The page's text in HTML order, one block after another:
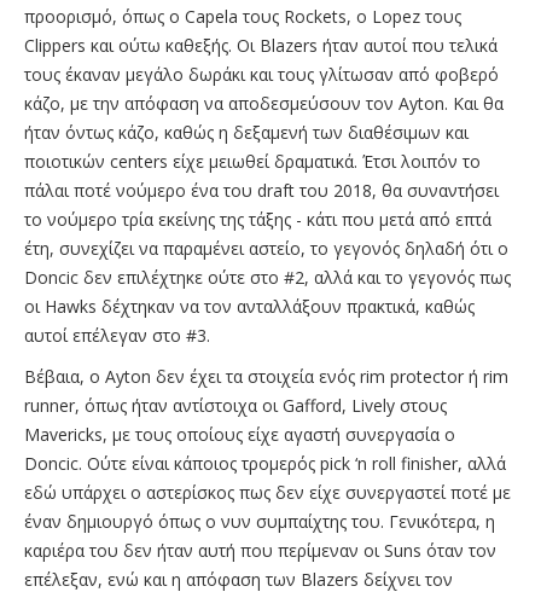
προορισμό, όπως o Capela τους Rockets, o Lopez τους
Clippers και ούτω καθεξής. Οι Blazers ήταν αυτοί που τελικά
τους έκαναν μεγάλο δωράκι και τους γλίτωσαν από φοβερό
κάζο, με την απόφαση να αποδεσμεύσουν τον Ayton. Και θα
ήταν όντως κάζο, καθώς η δεξαμενή των διαθέσιμων και
ποιοτικών centers είχε μειωθεί δραματικά. Έτσι λοιπόν το
πάλαι ποτέ νούμερο ένα του draft του 2018, θα συναντήσει
το νούμερο τρία εκείνης της τάξης - κάτι που μετά από επτά
έτη, συνεχίζει να παραμένει αστείο, το γεγονός δηλαδή ότι ο
Doncic δεν επιλέχτηκε ούτε στο #2, αλλά και το γεγονός πως
οι Hawks δέχτηκαν να τον ανταλλάξουν πρακτικά, καθώς
αυτοί επέλεγαν στο #3.
Βέβαια, ο Ayton δεν έχει τα στοιχεία ενός rim protector ή rim
runner, όπως ήταν αντίστοιχα οι Gafford, Lively στους
Mavericks, με τους οποίους είχε αγαστή συνεργασία ο
Doncic. Oύτε είναι κάποιος τρομερός pick ‘n roll finisher, αλλά
εδώ υπάρχει ο αστερίσκος πως δεν είχε συνεργαστεί ποτέ με
έναν δημιουργό όπως ο νυν συμπαίχτης του. Γενικότερα, η
καριέρα του δεν ήταν αυτή που περίμεναν οι Suns όταν τον
επέλεξαν, ενώ και η απόφαση των Blazers δείχνει τον